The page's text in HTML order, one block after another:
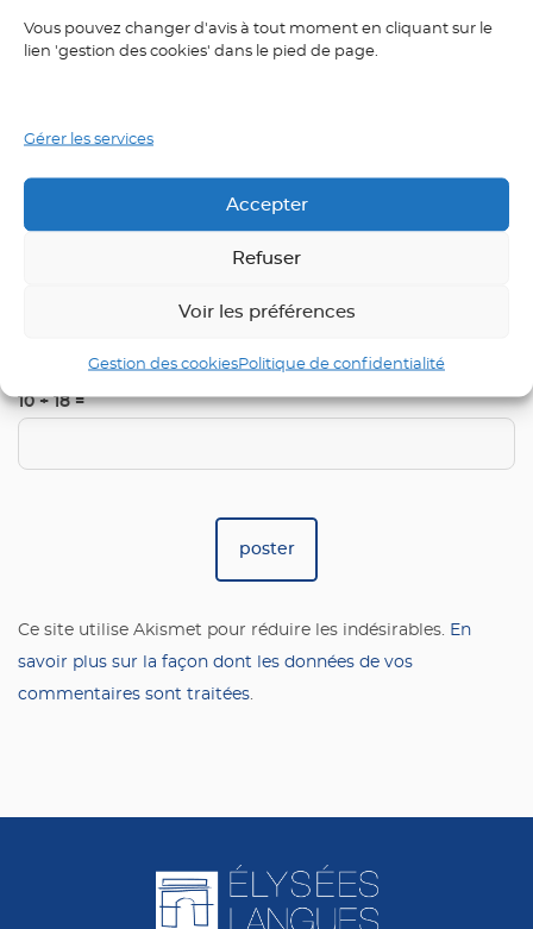
Vous pouvez changer d'avis à tout moment en cliquant sur le
lien 'gestion des cookies' dans le pied de page.
Gérer les services
Accepter
Refuser
Voir les préférences
Gestion des cookiesPolitique de confidentialité
10 + 18 =
Ce site utilise Akismet pour réduire les indésirables. En
savoir plus sur la façon dont les données de vos
commentaires sont traitées.